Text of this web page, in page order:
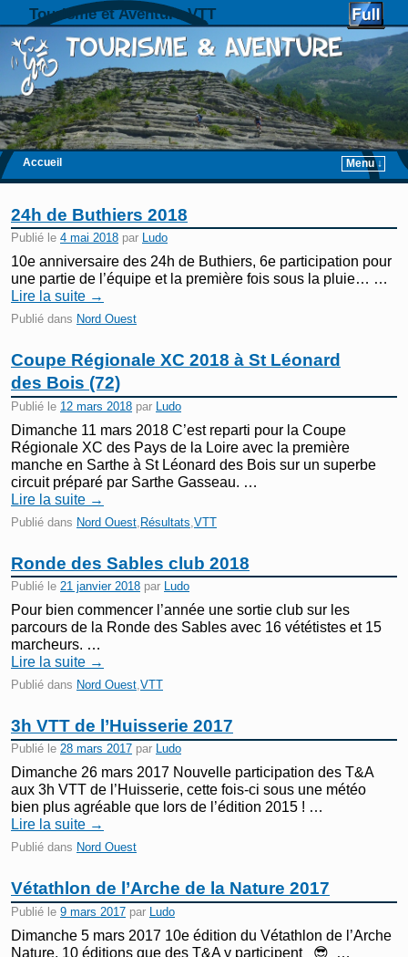
Tourisme et Aventure VTT
Accueil
Menu ↓
Skip to primary content
Aller au contenu secondaire
24h de Buthiers 2018
Publié le 4 mai 2018 par Ludo
10e anniversaire des 24h de Buthiers, 6e participation pour
une partie de l’équipe et la première fois sous la pluie… …
Lire la suite →
Publié dans Nord Ouest
Coupe Régionale XC 2018 à St Léonard
des Bois (72)
Publié le 12 mars 2018 par Ludo
Dimanche 11 mars 2018 C’est reparti pour la Coupe
Régionale XC des Pays de la Loire avec la première
manche en Sarthe à St Léonard des Bois sur un superbe
circuit préparé par Sarthe Gasseau. …
Lire la suite →
Publié dans Nord Ouest Résultats VTT
Ronde des Sables club 2018
Publié le 21 janvier 2018 par Ludo
Pour bien commencer l’année une sortie club sur les
parcours de la Ronde des Sables avec 16 vététistes et 15
marcheurs. …
Lire la suite →
Publié dans Nord Ouest VTT
3h VTT de l’Huisserie 2017
Publié le 28 mars 2017 par Ludo
Dimanche 26 mars 2017 Nouvelle participation des T&A
aux 3h VTT de l’Huisserie, cette fois-ci sous une météo
bien plus agréable que lors de l’édition 2015 ! …
Lire la suite →
Publié dans Nord Ouest
Vétathlon de l’Arche de la Nature 2017
Publié le 9 mars 2017 par Ludo
Dimanche 5 mars 2017 10e édition du Vétathlon de l’Arche
Nature, 10 éditions que des T&A y participent 😎 …